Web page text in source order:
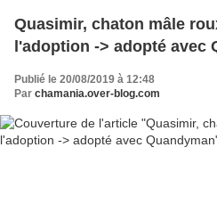
Quasimir, chaton mâle
l'adoption -> adopté avec
Publié le 20/08/2019 à 12:48
Par chamania.over-blog.com